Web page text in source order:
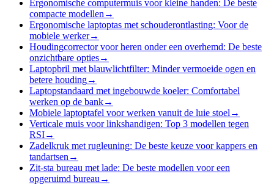
Ergonomische computermuis voor kleine handen: De beste
compacte modellen →
Ergonomische laptoptas met schouderontlasting: Voor de
mobiele werker→
Houdingcorrector voor heren onder een overhemd: De beste
onzichtbare opties→
Laptopbril met blauwlichtfilter: Minder vermoeide ogen en
betere houding→
Laptopstandaard met ingebouwde koeler: Comfortabel
werken op de bank→
Mobiele laptoptafel voor werken vanuit de luie stoel →
Verticale muis voor linkshandigen: Top 3 modellen tegen
RSI→
Zadelkruk met rugleuning: De beste keuze voor kappers en
tandartsen →
Zit-sta bureau met lade: De beste modellen voor een
opgeruimd bureau →